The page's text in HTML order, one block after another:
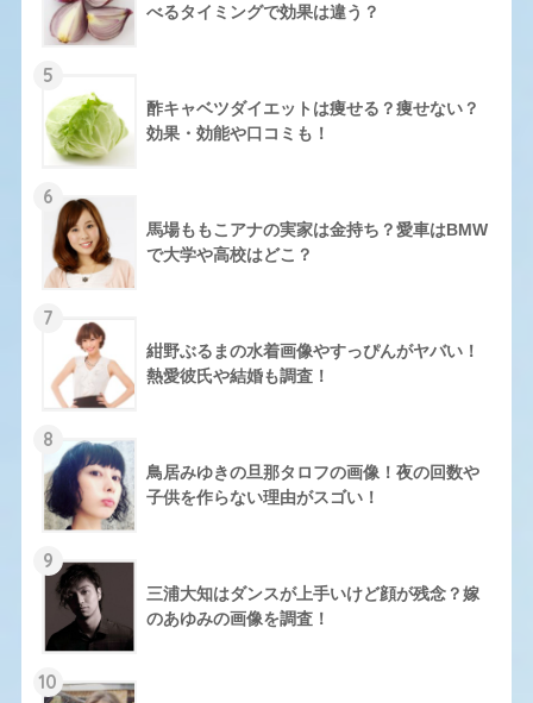
べるタイミングで効果は違う？
5
酢キャベツダイエットは痩せる？痩せない？
効果・効能や口コミも！
6
馬場ももこアナの実家は金持ち？愛車はBMW
で大学や高校はどこ？
7
紺野ぶるまの水着画像やすっぴんがヤバい！
熱愛彼氏や結婚も調査！
8
鳥居みゆきの旦那タロフの画像！夜の回数や
子供を作らない理由がスゴい！
9
三浦大知はダンスが上手いけど顔が残念？嫁
のあゆみの画像を調査！
10